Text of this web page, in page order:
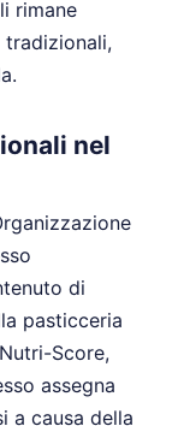
rimane
nel
di
pasticceria
Score,
assegna
a causa della